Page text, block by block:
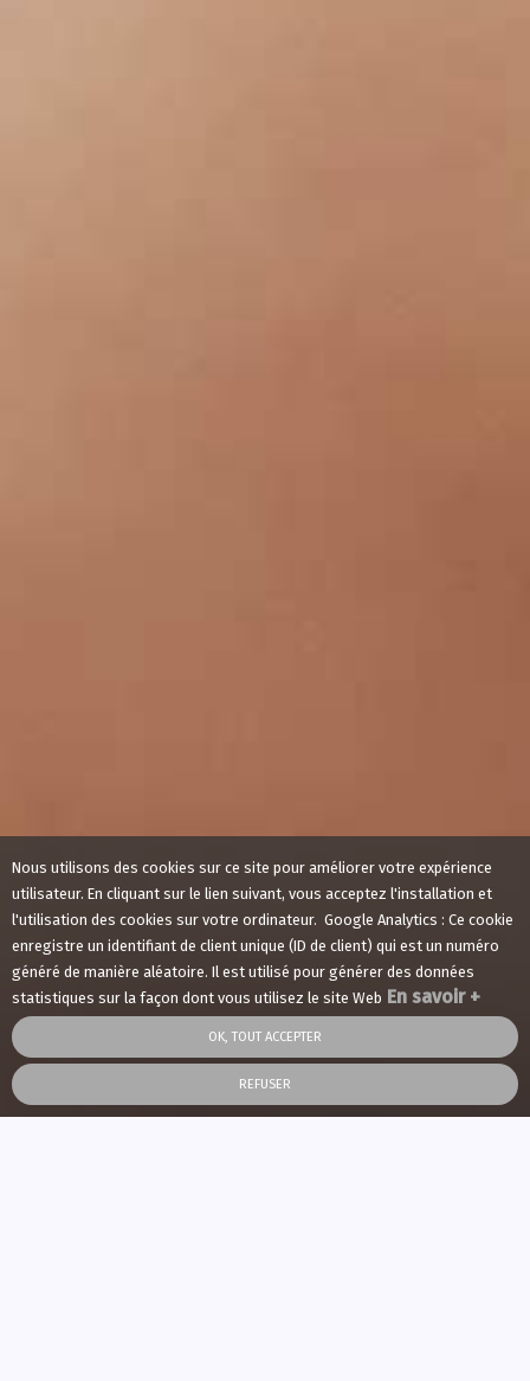
Nous utilisons des cookies sur ce site pour améliorer votre expérience
utilisateur. En cliquant sur le lien suivant, vous acceptez l'installation et
l'utilisation des cookies sur votre ordinateur. Google Analytics : Ce cookie
enregistre un identifiant de client unique (ID de client) qui est un numéro
généré de manière aléatoire. Il est utilisé pour générer des données
statistiques sur la façon dont vous utilisez le site Web En savoir +
OK, TOUT ACCEPTER
REFUSER